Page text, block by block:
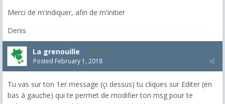
Merci de m'indiquer, afin de m'initier
Denis
La grenouille 3,271
Posted February 1, 2018
Tu vas sur ton 1er message (çi dessus) tu cliques sur Editer (en
bas à gauche) qui te permet de modifier ton msg pour te